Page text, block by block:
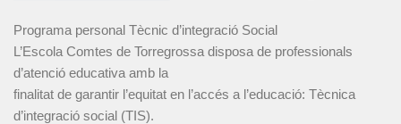
Programa personal Tècnic d’integració Social
L’Escola Comtes de Torregrossa disposa de professionals
d’atenció educativa amb la
finalitat de garantir l’equitat en l’accés a l’educació: Tècnica
d’integració social (TIS).